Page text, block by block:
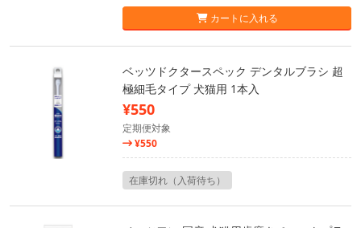
カートに入れる
ベッツドクタースペック デンタルブラシ 超
極細毛タイプ 犬猫用 1本入
¥550
定期便対象
¥550
在庫切れ（入荷待ち）